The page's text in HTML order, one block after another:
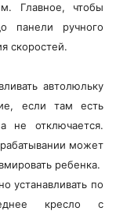
Главное, чтобы
панели ручного
скоростей.
автолюльку
если там есть
не отключается.
может
ребенка.
устанавливать по
кресло с